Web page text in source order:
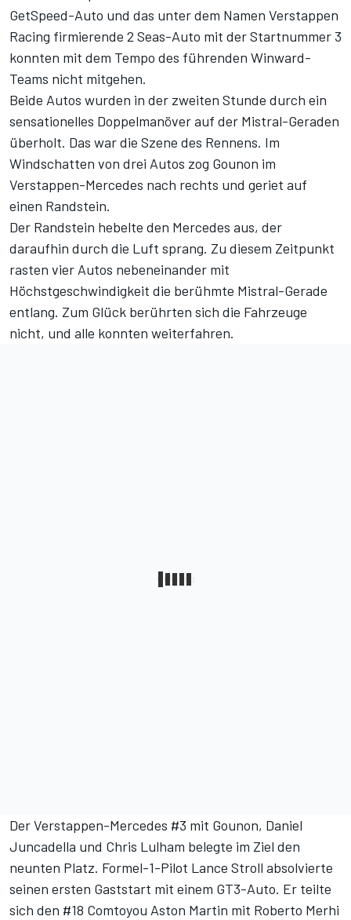
GetSpeed-Auto und das unter dem Namen Verstappen
Racing firmierende 2 Seas-Auto mit der Startnummer 3
konnten mit dem Tempo des führenden Winward-
Teams nicht mitgehen.
Beide Autos wurden in der zweiten Stunde durch ein
sensationelles Doppelmanöver auf der Mistral-Geraden
überholt. Das war die Szene des Rennens. Im
Windschatten von drei Autos zog Gounon im
Verstappen-Mercedes nach rechts und geriet auf
einen Randstein.
Der Randstein hebelte den Mercedes aus, der
daraufhin durch die Luft sprang. Zu diesem Zeitpunkt
rasten vier Autos nebeneinander mit
Höchstgeschwindigkeit die berühmte Mistral-Gerade
entlang. Zum Glück berührten sich die Fahrzeuge
nicht, und alle konnten weiterfahren.
Der Verstappen-Mercedes #3 mit Gounon, Daniel
Juncadella und Chris Lulham belegte im Ziel den
neunten Platz. Formel-1-Pilot Lance Stroll absolvierte
seinen ersten Gaststart mit einem GT3-Auto. Er teilte
sich den #18 Comtoyou Aston Martin mit Roberto Merhi